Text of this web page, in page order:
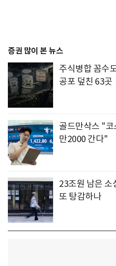
증권 많이 본 뉴스
주식병합 꼼수
공포 덮친 63곳
골드만삭스 "
만2000 간다"
23조원 남은
또 탕감하나